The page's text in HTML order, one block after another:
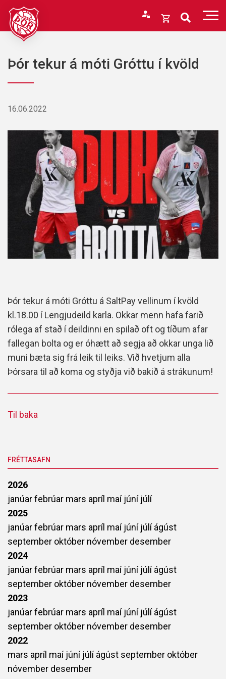
Fara
efni
Opna
Karfan þín
Þór tekur á móti Gróttu í kvöld
16.06.2022
Þór tekur á móti Gróttu á SaltPay vellinum í kvöld
kl.18.00 í Lengjudeild karla. Okkar menn hafa farið
rólega af stað í deildinni en spilað oft og tíðum afar
fallegan bolta og er óhætt að segja að okkar unga lið
muni bæta sig frá leik til leiks. Við hvetjum alla
Þórsara til að koma og styðja við bakið á strákunum!
Til baka
FRÉTTASAFN
2026
janúarfebrúar mars apríl maí júní júlí
2025
janúarfebrúar mars apríl maí júní júlíágúst
september október nóvember desember
2024
janúarfebrúar mars apríl maí júní júlíágúst
september október nóvember desember
2023
janúarfebrúar mars apríl maí júní júlíágúst
september október nóvember desember
2022
mars apríl maí júní júlíágúst september október
nóvember desember